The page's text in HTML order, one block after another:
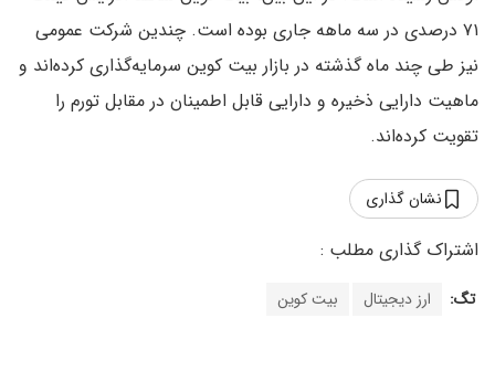
۷۱ درصدی در سه ماهه جاری بوده است. چندین شرکت عمومی
نیز طی چند ماه گذشته در بازار بیت کوین سرمایه‌گذاری کرده‌اند و
ماهیت دارایی ذخیره و دارایی قابل اطمینان در مقابل تورم را
تقویت کرده‌اند.
نشان گذاری
تگ: ارز دیجیتال بیت کوین